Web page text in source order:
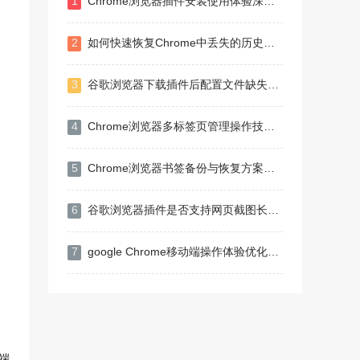
2 如何快速恢复Chrome中丢失的历史记录
3 谷歌浏览器下载插件后配置文件缺失如何恢复默认设置
4 Chrome浏览器多标签页管理操作技巧详解
5 Chrome浏览器书签备份与恢复方案全指南
6 谷歌浏览器插件是否支持网页截图长图功能
7 google Chrome移动端操作体验优化操作技巧教程